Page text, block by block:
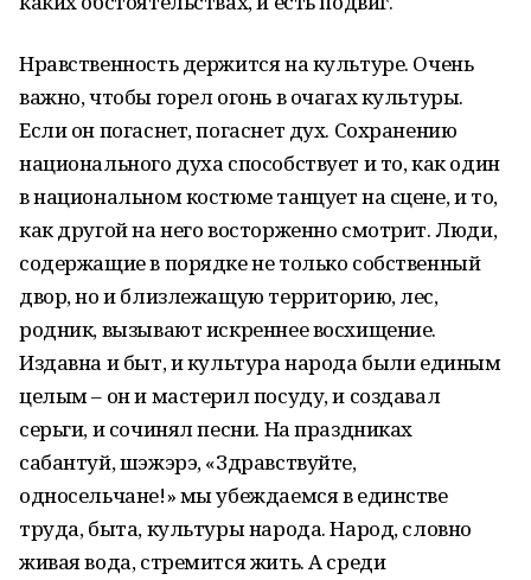
Нравственность держится на культуре. Очень
важно, чтобы горел огонь в очагах культуры.
Если он погаснет, погаснет дух. Сохранению
национального духа способствует и то, как один
в национальном костюме танцует на сцене, и то,
как другой на него восторженно смотрит. Люди,
содержащие в порядке не только собственный
двор, но и близлежащую территорию, лес,
родник, вызывают искреннее восхищение.
Издавна и быт, и культура народа были единым
целым – он и мастерил посуду, и создавал
серьги, и сочинял песни. На праздниках
сабантуй, шэжэрэ, «Здравствуйте,
односельчане!» мы убеждаемся в единстве
труда, быта, культуры народа. Народ, словно
живая вода, стремится жить. А среди